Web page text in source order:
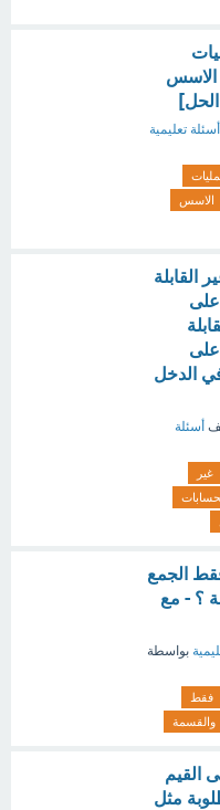
الاسس
أسئلة تعليمية
الاسس
القابلة
على
على
الدخل
أسئلة
غير
الجمع
؟ - مع
بواسطة
فقط
والقسمة
القيم
مثل